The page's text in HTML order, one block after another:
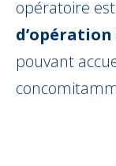
opératoire
d’opération
pouvant